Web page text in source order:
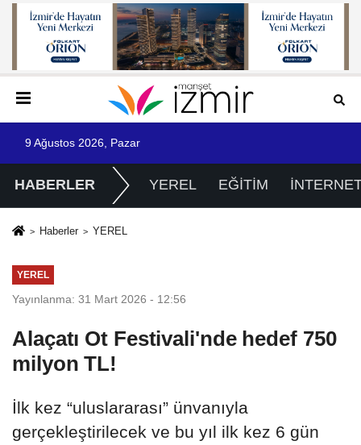
9 Ağustos 2026, Pazar
HABERLER YEREL EĞİTİM
Haberler YEREL
YEREL
Yayınlanma: 31 Mart 2026 - 12:56
Alaçatı Ot Festivali'nde hedef 750
milyon TL!
İlk kez “uluslararası” ünvanıyla
gerçekleştirilecek ve bu yıl ilk kez 6 gün